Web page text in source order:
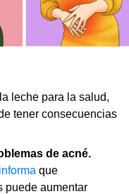
leche para la salud,
tener consecuencias
de acné.
informa que
puede aumentar